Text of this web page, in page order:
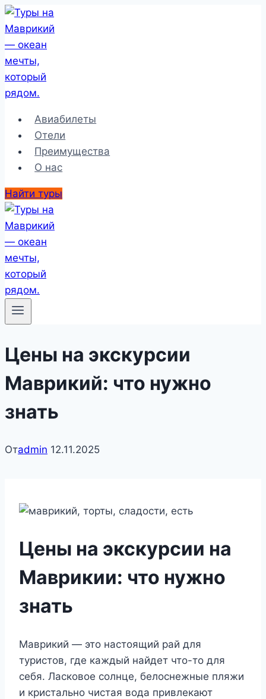
Перейти
к
содержимому
Авиабилеты
Отели
Преимущества
О нас
Найти туры
Цены на экскурсии
Маврикий: что нужно
знать
Отadmin 12.11.2025
Цены на экскурсии на
Маврикии: что нужно
знать
Маврикий — это настоящий рай для
туристов, где каждый найдет что-то для
себя. Ласковое солнце, белоснежные пляжи
и кристально чистая вода привлекают